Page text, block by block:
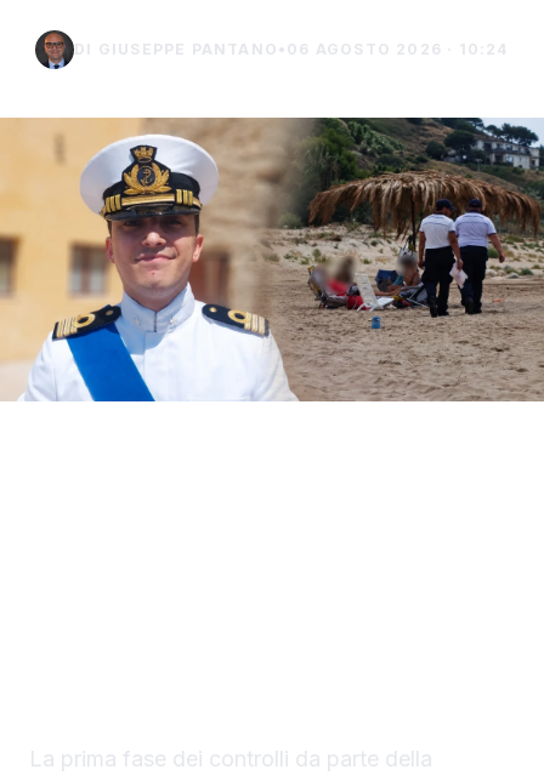
DI GIUSEPPE PANTANO • 06 AGOSTO 2026 · 10:24
La prima fase dei controlli da parte della